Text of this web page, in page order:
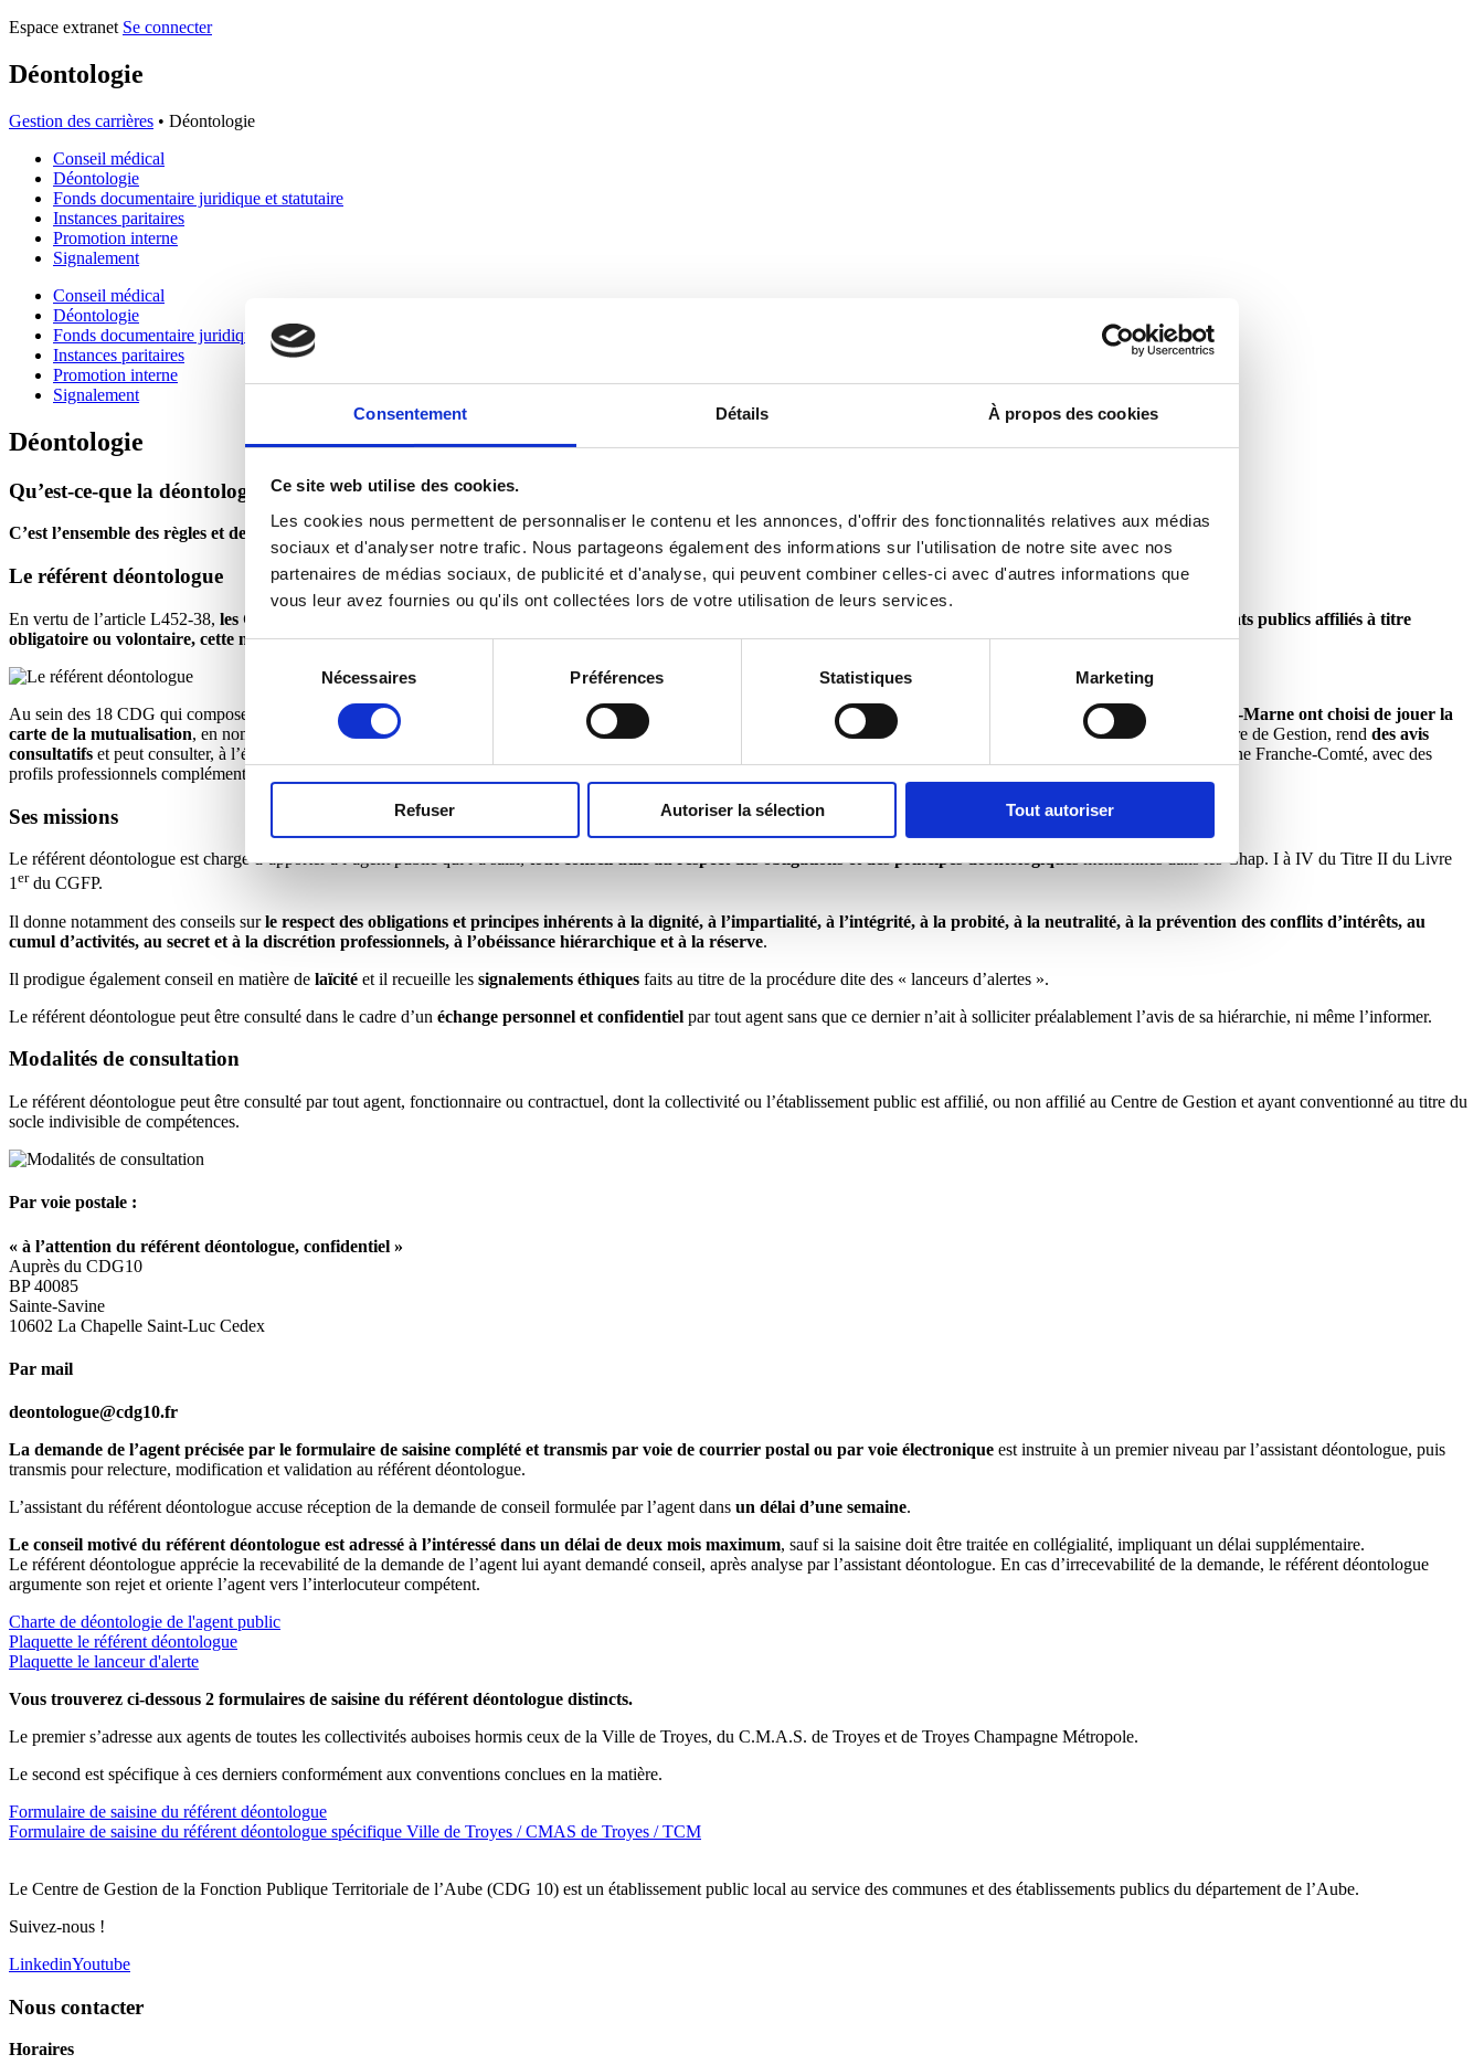
Consentement Détails À propos des cookies
Ce site web utilise des cookies.
Les cookies nous permettent de personnaliser le contenu et les annonces, d'offrir des fonctionnalités relatives aux médias
sociaux et d'analyser notre trafic. Nous partageons également des informations sur l'utilisation de notre site avec nos
partenaires de médias sociaux, de publicité et d'analyse, qui peuvent combiner celles-ci avec d'autres informations que
vous leur avez fournies ou qu'ils ont collectées lors de votre utilisation de leurs services.
Sélection
consentement
Nécessaires Préférences Statistiques Marketing
Refuser Autoriser la sélection Tout autoriser
Espace extranet Se connecter
Déontologie
Gestion des carrières • Déontologie
Conseil médical
Déontologie
Fonds documentaire juridique et statutaire
Instances paritaires
Promotion interne
Signalement
Conseil médical
Déontologie
Fonds documentaire juridique et statutaire
Instances paritaires
Promotion interne
Signalement
Déontologie
Qu’est-ce-que la déontologie ?
C’est l’ensemble des règles et des devoirs qui régissent la fonction publique, la conduite des agents, leurs rapports entre eux et avec le public.
Le référent déontologue
En vertu de l’article L452-38, les Centres de Gestion de la Fonction Publique Territoriale assurent désormais pour l’ensemble des agents des collectivités et établissements publics affiliés à titre
obligatoire ou volontaire, cette mission de référent déontologue.
Au sein des 18 CDG qui composent l’interrégion Est (Grand Est et Bourgogne Franche-Comté),
les Centres de gestion des Ardennes, de l’Aube, de la Marne et de la Haute-Marne ont choisi de jouer la
carte de la mutualisation, en nommant de manière conjointe un collège de référents déontologues . Ce collège, assisté par un personnel déontologique au sein de chaque Centre de Gestion, rend des avis
consultatifs et peut consulter, à l’échelle de l’interrégion Est, la douzaine d’autres référents déontologues qui exercent dans les départements composant le Grand Est et Bourgogne Franche-Comté, avec des
profils professionnels complémentaires.
Ses missions
Le référent déontologue est chargé d’apporter à l’agent public qui l’a saisi,tout conseil utile au respect des obligations et des principes déontologiquesmentionnés dans les Chap. I à IV du Titre II du Livre
1erdu CGFP.
Il donne notamment des conseils surle respect des obligations et principes inhérents à la dignité, à l’impartialité, à l’intégrité, à la probité, à la neutralité, à la prévention des conflits d’intérêts, au
cumul d’activités, au secret et à la discrétion professionnels, à l’obéissance hiérarchique et à la réserve.
Il prodigue également conseil en matière de laïcité et il recueille les signalements éthiques faits au titre de la procédure dite des « lanceurs d’alertes ».
Le référent déontologue peut être consulté dans le cadre d’un échange personnel et confidentiel par tout agent sans que ce dernier n’ait à solliciter préalablement l’avis de sa hiérarchie, ni même l’informer.
Modalités de consultation
Le référent déontologue peut être consulté par tout agent, fonctionnaire ou contractuel, dont la collectivité ou l’établissement public est affilié, ou non affilié au Centre de Gestion et ayant conventionné au titre du
socle indivisible de compétences.
Par voie postale :
« à l’attention du référent déontologue, confidentiel »
Auprès du CDG10
BP 40085
Sainte-Savine
10602 La Chapelle Saint-Luc Cedex
Par mail
deontologue@cdg10.fr
La demande de l’agent précisée par le formulaire de saisine complété et transmis par voie de courrier postal ou par voie électronique est instruite à un premier niveau par l’assistant déontologue, puis
transmis pour relecture, modification et validation au référent déontologue.
L’assistant du référent déontologue accuse réception de la demande de conseil formulée par l’agent dans un délai d’une semaine.
Le conseil motivé du référent déontologue est adressé à l’intéressé dans un délai de deux mois maximum, sauf si la saisine doit être traitée en collégialité, impliquant un délai supplémentaire.
Le référent déontologue apprécie la recevabilité de la demande de l’agent lui ayant demandé conseil, après analyse par l’assistant déontologue. En cas d’irrecevabilité de la demande, le référent déontologue
argumente son rejet et oriente l’agent vers l’interlocuteur compétent.
Charte de déontologie de l'agent public
Plaquette le référent déontologue
Plaquette le lanceur d'alerte
Vous trouverez ci-dessous 2 formulaires de saisine du référent déontologue distincts.
Le premier s’adresse aux agents de toutes les collectivités auboises hormis ceux de la Ville de Troyes, du C.M.A.S. de Troyes et de Troyes Champagne Métropole.
Le second est spécifique à ces derniers conformément aux conventions conclues en la matière.
Formulaire de saisine du référent déontologue
Formulaire de saisine du référent déontologue spécifique Ville de Troyes / CMAS de Troyes / TCM
Le Centre de Gestion de la Fonction Publique Territoriale de l’Aube (CDG 10) est un établissement public local au service des communes et des établissements publics du département de l’Aube.
Suivez-nous !
LinkedinYoutube
Nous contacter
Horaires